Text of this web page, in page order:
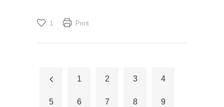
1 Print
1 2 3 4
5 6 7 8 9